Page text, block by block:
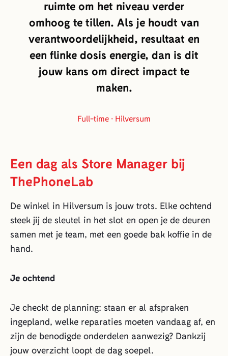
ruimte om het niveau verder
omhoog te tillen. Als je houdt van
verantwoordelijkheid, resultaat en
een flinke dosis energie, dan is dit
jouw kans om direct impact te
maken.
Full-time · Hilversum
Een dag als Store Manager bij
ThePhoneLab
De winkel in Hilversum is jouw trots. Elke ochtend
steek jij de sleutel in het slot en open je de deuren
samen met je team, met een goede bak koffie in de
hand.
Je ochtend
Je checkt de planning: staan er al afspraken
ingepland, welke reparaties moeten vandaag af, en
zijn de benodigde onderdelen aanwezig? Dankzij
jouw overzicht loopt de dag soepel.